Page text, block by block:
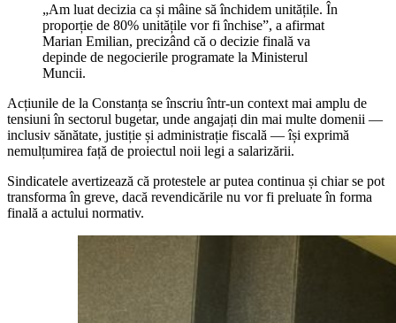
„Am luat decizia ca și mâine să închidem unitățile. În
proporție de 80% unitățile vor fi închise”, a afirmat
Marian Emilian, precizând că o decizie finală va
depinde de negocierile programate la Ministerul
Muncii.
Acțiunile de la Constanța se înscriu într-un context mai amplu de
tensiuni în sectorul bugetar, unde angajați din mai multe domenii —
inclusiv sănătate, justiție și administrație fiscală — își exprimă
nemulțumirea față de proiectul noii legi a salarizării.
Sindicatele avertizează că protestele ar putea continua și chiar se pot
transforma în greve, dacă revendicările nu vor fi preluate în forma
finală a actului normativ.